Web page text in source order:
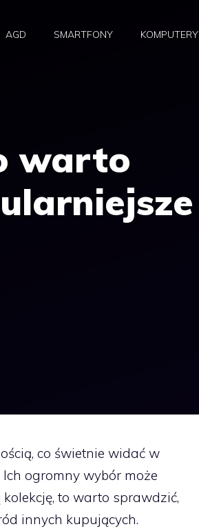
AGD SMARTFONY KOMPUTERY
warto
co świetnie widać w
ogromny wybór może
kolekcję, to warto sprawdzić,
innych kupujących.